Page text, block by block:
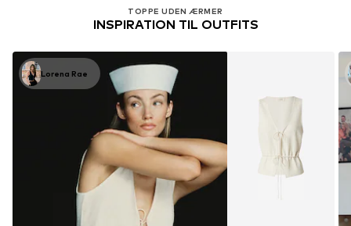
TOPPE UDEN ÆRMER
INSPIRATION TIL OUTFITS
Lorena Rae